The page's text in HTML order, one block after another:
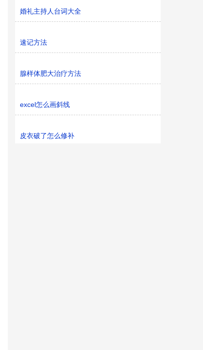
婚礼主持人台词大全
速记方法
腺样体肥大治疗方法
excel怎么画斜线
皮衣破了怎么修补